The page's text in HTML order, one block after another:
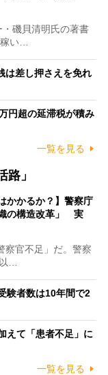
磯貝清明氏の著書
い…
は差し押さえを免れ
円超の延滞税が積み
一覧を見る
」
かかるか？】警察庁
の構造改革」 実
官不足」だ。警察
…
験者数は10年間で2
えて「患者不足」に
一覧を見る